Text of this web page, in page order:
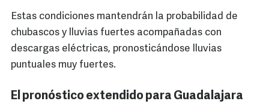
Estas condiciones mantendrán la probabilidad de
chubascos y lluvias fuertes acompañadas con
descargas eléctricas, pronosticándose lluvias
puntuales muy fuertes.
El pronóstico extendido para Guadalajara